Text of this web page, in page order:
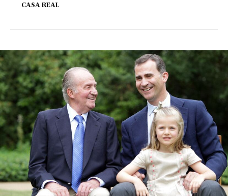
CASA REAL